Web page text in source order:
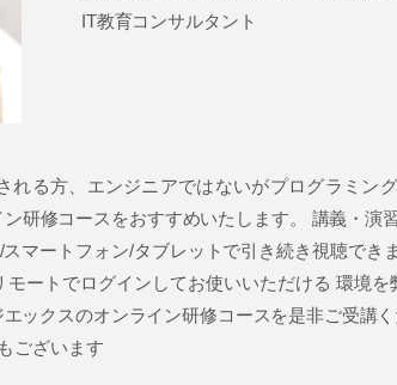
IT教育コンサルタント
れる方、エンジニアではないがプログラミン
研修コースをおすすめいたします。 講義・
マートフォン/タブレットで引き続き視聴で
ートでログインしてお使いいただける 環境
ックスのオンライン研修コースを是非ご受講く
ございます